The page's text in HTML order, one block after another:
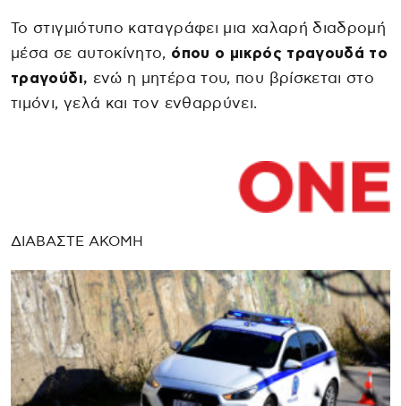
Το στιγμιότυπο καταγράφει μια χαλαρή διαδρομή
μέσα σε αυτοκίνητο, όπου ο μικρός τραγουδά το
τραγούδι, ενώ η μητέρα του, που βρίσκεται στο
τιμόνι, γελά και τον ενθαρρύνει.
ΔΙΑΒΑΣΤΕ ΑΚΟΜΗ